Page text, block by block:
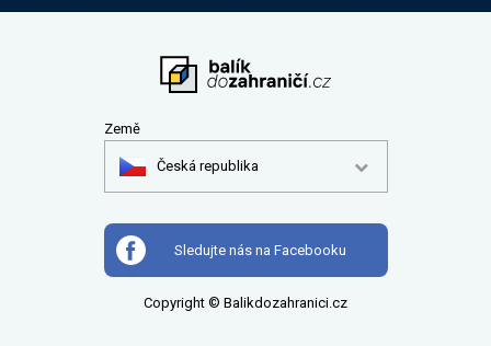
Země
Česká republika
Sledujte nás na Facebooku
Copyright © Balikdozahranici.cz